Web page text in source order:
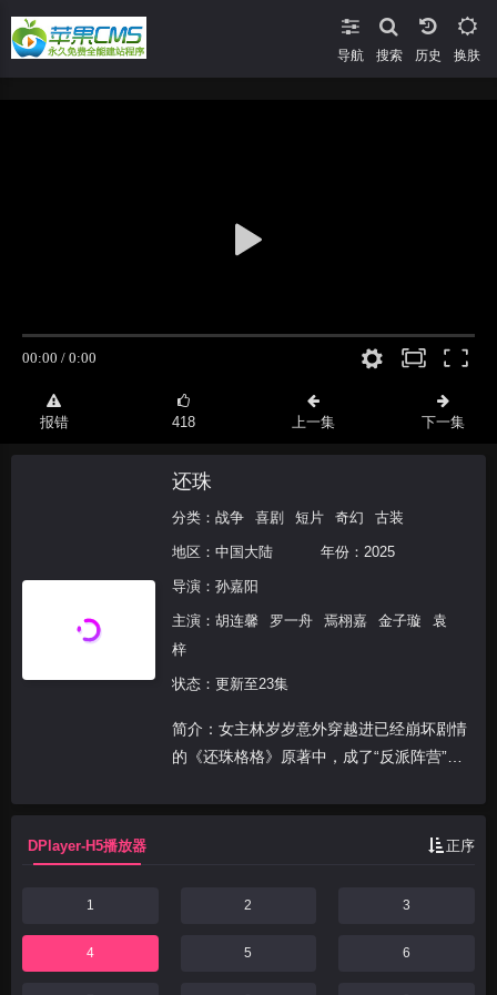
导航 搜索 换肤
报错 418 上一集 下一集
还珠
分类： 战争 喜剧 短片 奇幻 古装
地区： 中国大陆 年份： 2025
导演： 孙嘉阳
主演： 胡连馨 罗一舟 焉栩嘉 金子璇
袁
梓
状态：更新至23集
简介：女主林岁岁意外穿越进已经崩坏剧情
的《还珠格格》原著中，成了“反派阵营”皇
去，只能将已发生偏离的原著剧情，修复完
整。谁知半路杀出个慎刑司的侍卫和她纠缠
DPlayer-H5播放器 正序
1 2 3
4 5 6